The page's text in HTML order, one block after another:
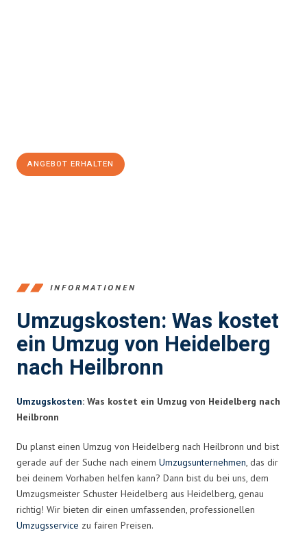
ANGEBOT ERHALTEN
INFORMATIONEN
Umzugskosten: Was kostet
ein Umzug von Heidelberg
nach Heilbronn
Umzugskosten: Was kostet ein Umzug von Heidelberg nach
Heilbronn
Du planst einen Umzug von Heidelberg nach Heilbronn und bist
gerade auf der Suche nach einem Umzugsunternehmen, das dir
bei deinem Vorhaben helfen kann? Dann bist du bei uns, dem
Umzugsmeister Schuster Heidelberg aus Heidelberg, genau
richtig! Wir bieten dir einen umfassenden, professionellen
Umzugsservice zu fairen Preisen.